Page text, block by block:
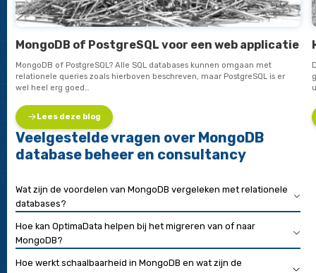
te halen.
RegelmatigeHealthChecksom een vinger aan de pols te
relatie tot vervuiling, groei van de database of hernieuwde
datamodellering. Metdatabase beheermiddels de diensten
continuity, database onderhoud en
bij
incidenten.
Interessante blogs
Alle blogs